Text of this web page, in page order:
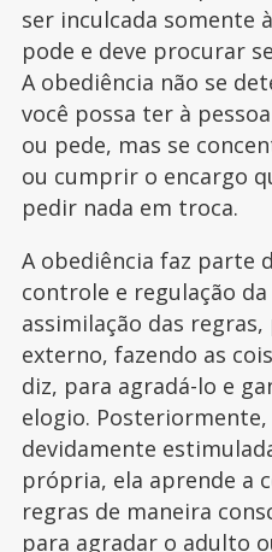
ser inculcada somente
pode e deve procurar
A obediência não se
você possa ter à
ou pede, mas se
ou cumprir o encargo
pedir nada em troca.
A obediência faz parte
controle e regulação
assimilação das
externo, fazendo as
diz, para agradá-lo e
elogio. Posteriormente,
devidamente
própria, ela aprende a
regras de maneira
para agradar o adulto